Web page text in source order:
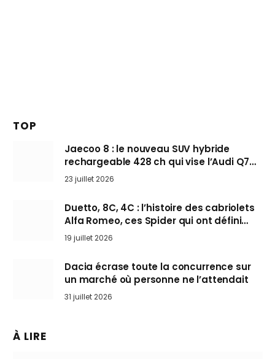
TOP
Jaecoo 8 : le nouveau SUV hybride
rechargeable 428 ch qui vise l’Audi Q7
arrive en Europe cet automne
23 juillet 2026
Duetto, 8C, 4C : l’histoire des cabriolets
Alfa Romeo, ces Spider qui ont défini
l’art de rouler cheveux au vent
19 juillet 2026
Dacia écrase toute la concurrence sur
un marché où personne ne l’attendait
31 juillet 2026
À LIRE